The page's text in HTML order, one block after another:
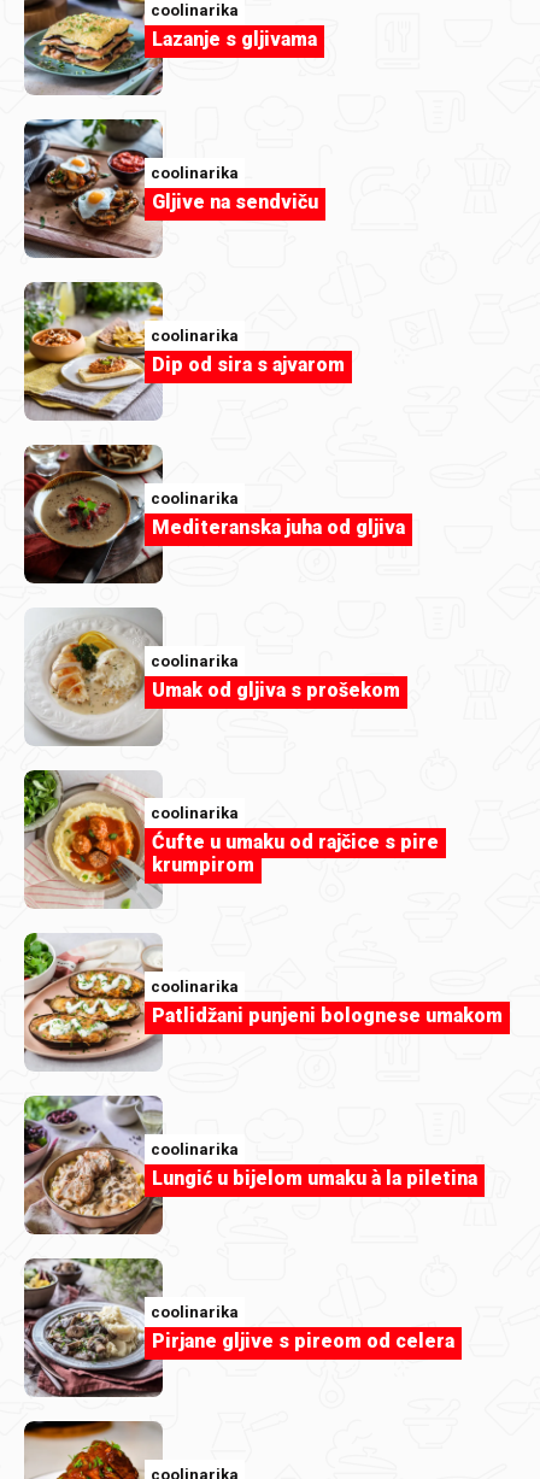
deluxlux
1000064287.jpg
Aurora Gudlin
1000060494.jpg
editabohacek
Riža sa malim okruglicama by
Meddina.jfif.jpg
coolinarika
Lazanje s gljivama
coolinarika
Gljive na sendviču
coolinarika
Dip od sira s ajvarom
coolinarika
Mediteranska juha od gljiva
coolinarika
Umak od gljiva s prošekom
coolinarika
Ćufte u umaku od rajčice s pire
krumpirom
coolinarika
Patlidžani punjeni bolognese umakom
coolinarika
Lungić u bijelom umaku à la piletina
coolinarika
Pirjane gljive s pireom od celera
coolinarika